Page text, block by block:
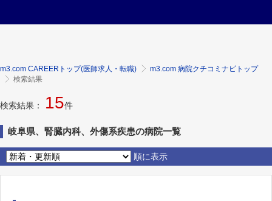
m3.com CAREERトップ(医師求人・転職)
m3.com 病院クチコミナビトップ
検索結果
検索結果： 15件
岐阜県、腎臓内科、外傷系疾患の病院一覧
順に表示